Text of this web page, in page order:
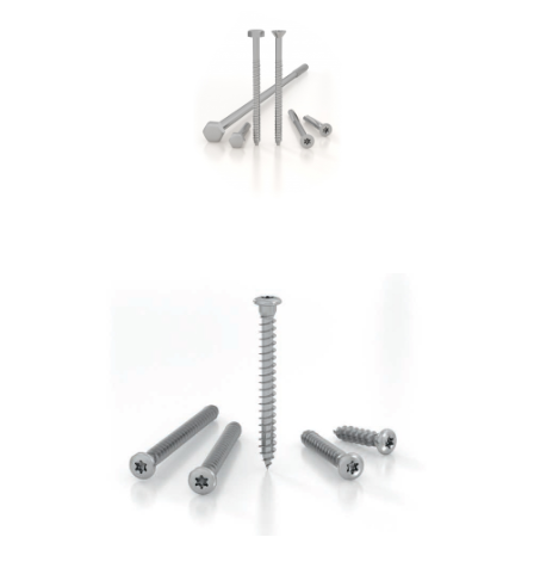
Vite per cemento SKR:SKS
ROTHOBLAAS
Vite LBS
ROTHOBLAAS